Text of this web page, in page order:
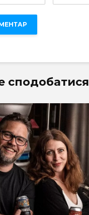
сподобатися